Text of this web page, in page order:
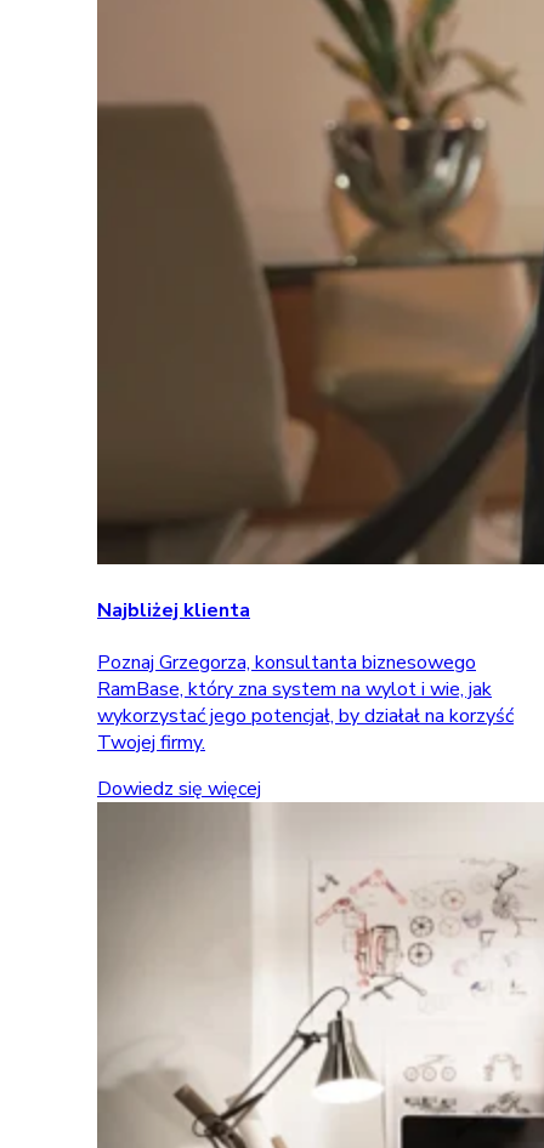
Najbliżej klienta
Poznaj Grzegorza, konsultanta biznesowego
RamBase, który zna system na wylot i wie, jak
wykorzystać jego potencjał, by działał na korzyść
Twojej firmy.
Dowiedz się więcej